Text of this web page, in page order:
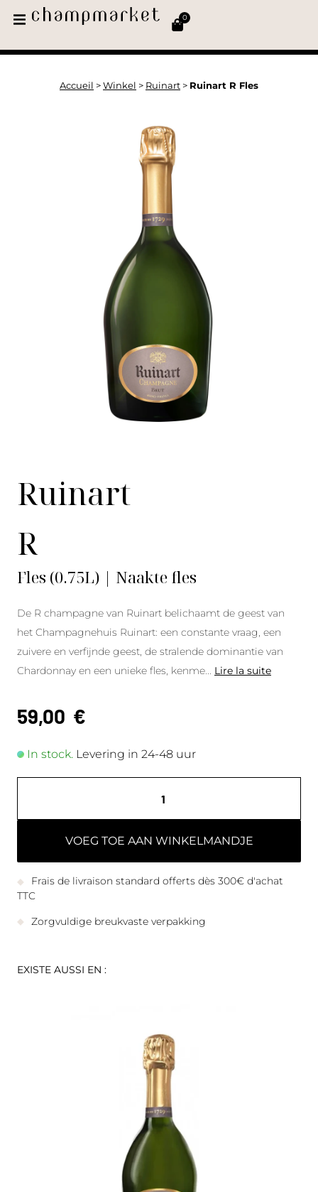
0
Accueil > Winkel > Ruinart > Ruinart R Fles
Ruinart
R
Fles (0.75L) | Naakte fles
De R champagne van Ruinart belichaamt de geest van
het Champagnehuis Ruinart: een constante vraag, een
zuivere en verfijnde geest, de stralende dominantie van
Chardonnay en een unieke fles, kenme
Lire la suite
59,00 €
In stock. Levering in 24-48 uur
VOEG TOE AAN WINKELMANDJE
Frais de livraison standard offerts dès 300€ d'achat
TTC
Zorgvuldige breukvaste verpakking
EXISTE AUSSI EN :